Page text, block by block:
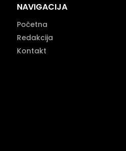
NAVIGACIJA
Početna
Redakcija
Kontakt